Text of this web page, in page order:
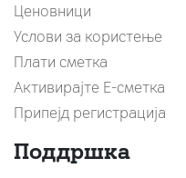
Ценовници
Услови за користење
Плати сметка
Активирајте Е-сметка
Припејд регистрација
Поддршка